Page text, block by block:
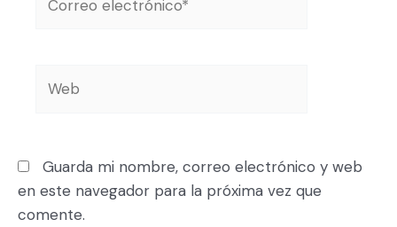
Guarda mi nombre, correo electrónico y web
en este navegador para la próxima vez que
comente.